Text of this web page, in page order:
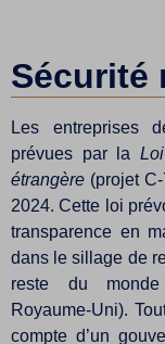
Sécurité
Les entreprises
prévues par la
étrangère (projet
2024. Cette loi
transparence en
dans le sillage de
reste du monde
Royaume-Uni).
compte d’un